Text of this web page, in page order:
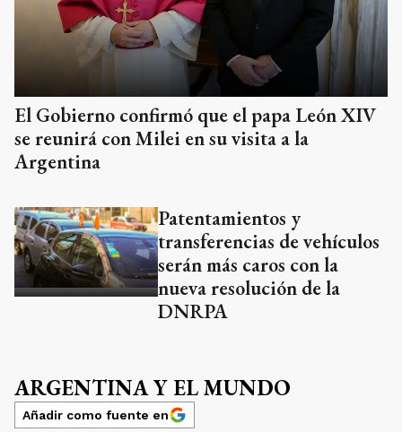
El Gobierno confirmó que el papa León XIV
se reunirá con Milei en su visita a la
Argentina
Patentamientos y
transferencias de vehículos
serán más caros con la
nueva resolución de la
DNRPA
ARGENTINA Y EL MUNDO
Añadir como fuente en